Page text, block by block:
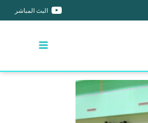
البث المباشر